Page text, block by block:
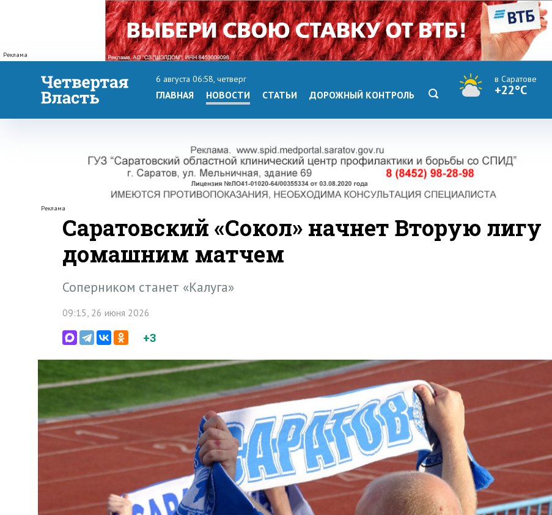
Реклама
6 августа 06:58, четверг
ГЛАВНАЯ НОВОСТИ СТАТЬИ ДОРОЖНЫЙ КОНТРОЛЬ
в Саратове
+22°C
Реклама
Саратовский «Сокол» начнет Вторую лигу
домашним матчем
Соперником станет «Калуга»
09:15, 26 июня 2026
+3